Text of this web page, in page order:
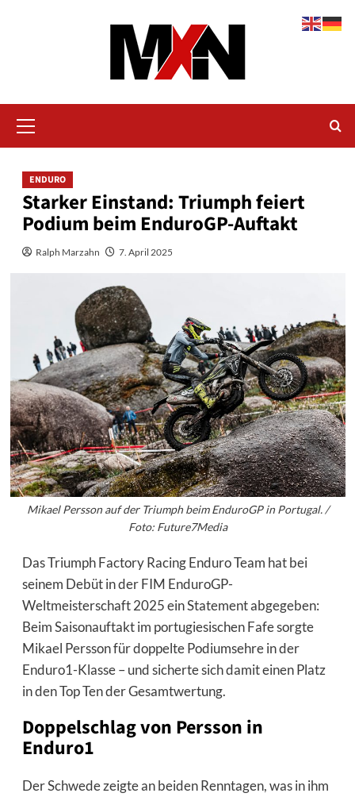
Menü
ENDURO
Starker Einstand: Triumph feiert
Podium beim EnduroGP-Auftakt
Ralph Marzahn 7. April 2025
Mikael Persson auf der Triumph beim EnduroGP in Portugal. /
Foto: Future7Media
Das Triumph Factory Racing Enduro Team hat bei
seinem Debüt in der FIM EnduroGP-
Weltmeisterschaft 2025 ein Statement abgegeben:
Beim Saisonauftakt im portugiesischen Fafe sorgte
Mikael Persson für doppelte Podiumsehre in der
Enduro1-Klasse – und sicherte sich damit einen Platz
in den Top Ten der Gesamtwertung.
Doppelschlag von Persson in
Enduro1
Der Schwede zeigte an beiden Renntagen, was in ihm